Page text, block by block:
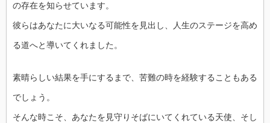
の存在を知らせています。
彼らはあなたに大いなる可能性を見出し、人生のステージを高め
る道へと導いてくれました。
素晴らしい結果を手にするまで、苦難の時を経験することもある
でしょう。
そんな時こそ、あなたを見守りそばにいてくれている天使、そし